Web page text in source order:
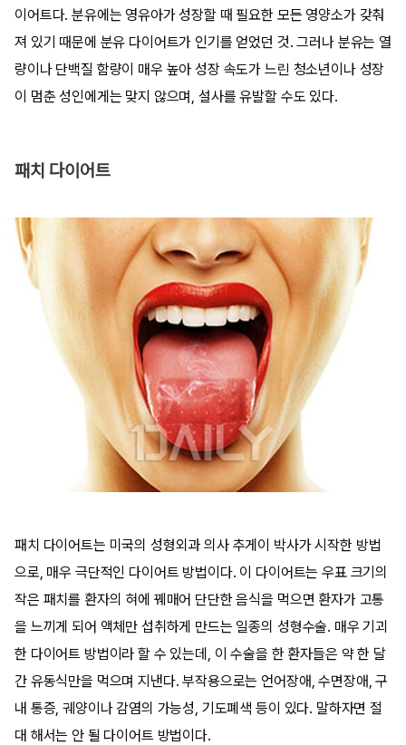
이어트다. 분유에는 영유아가 성장할 때 필요한 모든 영양소가 갖춰
져 있기 때문에 분유 다이어트가 인기를 얻었던 것. 그러나 분유는 열
량이나 단백질 함량이 매우 높아 성장 속도가 느린 청소년이나 성장
이 멈춘 성인에게는 맞지 않으며, 설사를 유발할 수도 있다.
패치 다이어트
패치 다이어트는 미국의 성형외과 의사 추게이 박사가 시작한 방법
으로, 매우 극단적인 다이어트 방법이다. 이 다이어트는 우표 크기의
작은 패치를 환자의 혀에 꿰매어 단단한 음식을 먹으면 환자가 고통
을 느끼게 되어 액체만 섭취하게 만드는 일종의 성형수술. 매우 기괴
한 다이어트 방법이라 할 수 있는데, 이 수술을 한 환자들은 약 한 달
간 유동식만을 먹으며 지낸다. 부작용으로는 언어장애, 수면장애, 구
내 통증, 궤양이나 감염의 가능성, 기도폐색 등이 있다. 말하자면 절
대 해서는 안 될 다이어트 방법이다.